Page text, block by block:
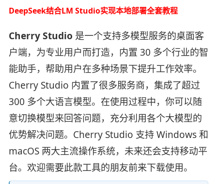
DeepSeek结合LM Studio实现本地部署全套教程
Cherry Studio 是一个支持多模型服务的桌面客
户端，为专业用户而打造，内置 30 多个行业的智
能助手，帮助用户在多种场景下提升工作效率。
Cherry Studio 内置了很多服务商，集成了超过
300 多个大语言模型。在使用过程中，你可以随
意切换模型来回答问题，充分利用各个大模型的
优势解决问题。Cherry Studio 支持 Windows 和
macOS 两大主流操作系统，未来还会支持移动平
台。欢迎需要此款工具的朋友前来下载使用。